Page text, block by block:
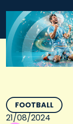
FOOTBALL
21/08/2024